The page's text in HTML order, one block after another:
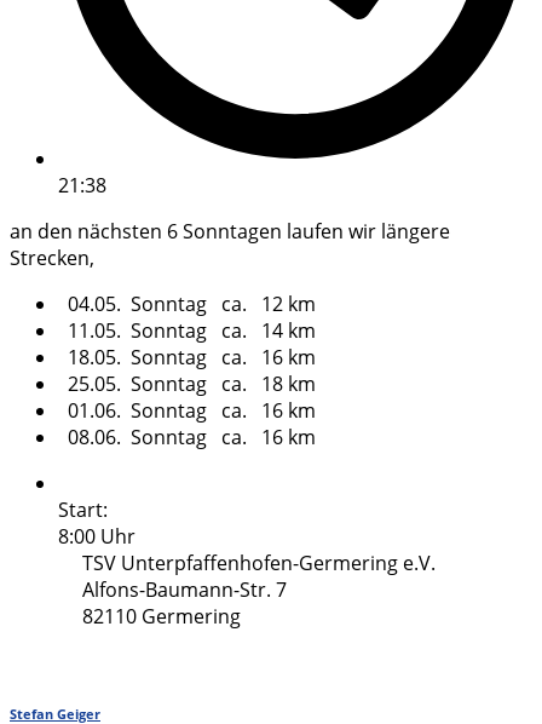
21:38
an den nächsten 6 Sonntagen laufen wir längere
Strecken,
04.05. Sonntag ca. 12 km
11.05. Sonntag ca. 14 km
18.05. Sonntag ca. 16 km
25.05. Sonntag ca. 18 km
01.06. Sonntag ca. 16 km
08.06. Sonntag ca. 16 km
Start:
8:00 Uhr
TSV Unterpfaffenhofen-Germering e.V.
Alfons-Baumann-Str. 7
82110 Germering
Stefan Geiger